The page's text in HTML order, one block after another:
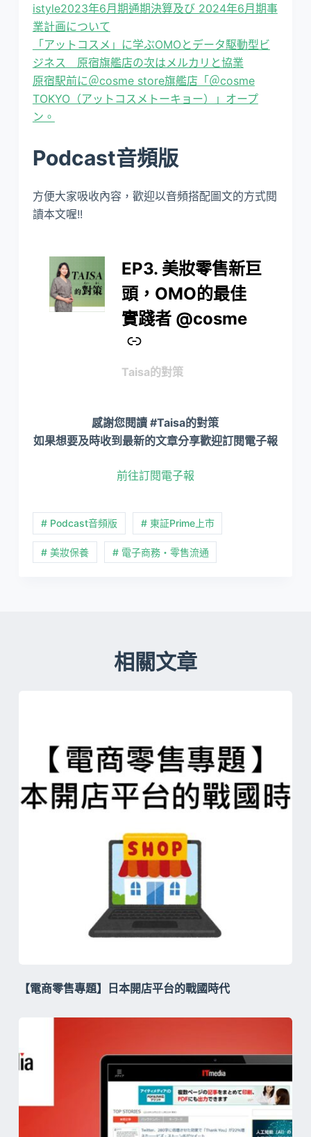
istyle2023年6月期通期決算及び 2024年6月期事
業計画について
「アットコスメ」に学ぶOMOとデータ駆動型ビ
ジネス 原宿旗艦店の次はメルカリと協業
原宿駅前に＠cosme store旗艦店「＠cosme
TOKYO（アットコスメトーキョー）」オープ
ン。
Podcast音頻版
方便大家吸收內容，歡迎以音頻搭配圖文的方式閱
讀本文喔!!
EP3. 美妝零售新巨
頭，OMO的最佳
實踐者 @cosme
–
Taisa的對策
感謝您閱讀 #Taisa的對策
如果想要及時收到最新的文章分享歡迎訂閱電子報
前往訂閱電子報
# Podcast音頻版 # 東証Prime上市
# 美妝保養 # 電子商務・零售流通
相關文章
【電商零售專題】日本開店平台的戰國時代